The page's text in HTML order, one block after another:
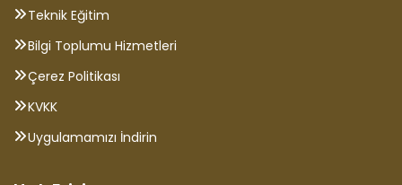
Teknik Eğitim
Bilgi Toplumu Hizmetleri
Çerez Politikası
KVKK
Uygulamamızı İndirin